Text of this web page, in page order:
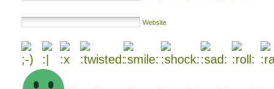
Website